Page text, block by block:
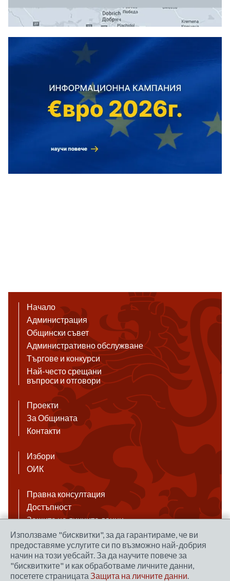
Начало
Администрация
Общински съвет
Административно обслужване
Търгове и конкурси
Най-често срещани
въпроси и отговори
Проекти
За Общината
Контакти
Избори
ОИК
Правна консултация
Достъпност
Защита на личните данни
Антикорупция
Връзки
Използваме "бисквитки", за да гарантираме, че ви
предоставяме услугите си по възможно най-добрия
начин на този уебсайт. За да научите повече за
"бисквитките" и как обработваме личните данни,
посетете страницата Защита на личните данни.